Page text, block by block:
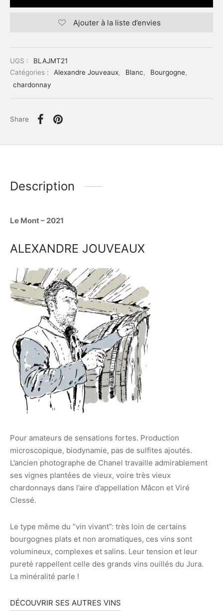
Ajouter à la liste d’envies
UGS :
BLAJMT21
Catégories :
Alexandre Jouveaux, Blanc, Bourgogne,
chardonnay
Share
Description
Le Mont – 2021
ALEXANDRE JOUVEAUX
Pour amateurs de sensations fortes. Production
microscopique, biodynamie, pas de sulfites ajoutés.
L’ancien photographe de Chanel travaille admirablement
ses vignes plantées de vieux, voire très vieux
chardonnays dans l’aire d’appellation Mâcon et Viré
Clessé.
Le type même du “vin vivant”: très loin de certains
bourgognes plats et non aromatiques, ces vins sont
volumineux, complexes et salins. Leur tension et leur
pureté rappellent celle des grands vins ouillés du Jura.
La minéralité parle !
DÉCOUVRIR SES AUTRES VINS